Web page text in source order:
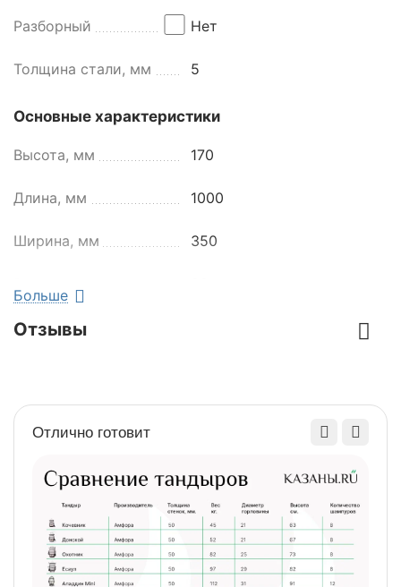
Разборный Нет
Толщина стали, мм 5
Основные характеристики
Высота, мм 170
Длина, мм 1000
Ширина, мм 350
Найти похожие
Больше
Отзывы
Отлично готовит